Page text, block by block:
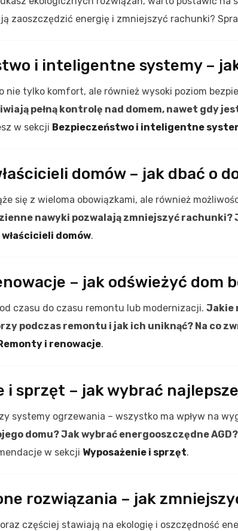
zaoszczędzić energię i zmniejszyć rachunki?
i inteligentne systemy –
nie tylko komfort, ale również wysoki poziom
pełną kontrolę nad domem, nawet gdy
w sekcji Bezpieczeństwo i inteligentne
domów – jak dbać o
się z wieloma obowiązkami, ale również
nawyki pozwalają zmniejszyć rachunki?
domów.
– jak odświeżyć dom
czasu do czasu remontu lub modernizacji. Jakie
podczas remontu i jak ich uniknąć? Na co
i renowacje.
i sprzęt – jak wybrać
systemy ogrzewania – wszystko ma wpływ na
domu? Jak wybrać energooszczędne
w sekcji Wyposażenie i sprzęt.
rozwiązania – jak
częściej stawiają na ekologię i oszczędność